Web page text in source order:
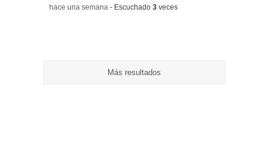
-hace una semana - Escuchado3 veces
Más resultados